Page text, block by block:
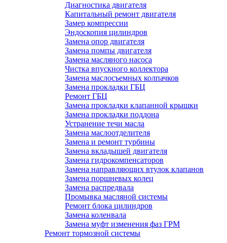
Диагностика двигателя
Капитальный ремонт двигателя
Замер компрессии
Эндоскопия цилиндров
Замена опор двигателя
Замена помпы двигателя
Замена масляного насоса
Чистка впускного коллектора
Замена маслосъемных колпачков
Замена прокладки ГБЦ
Ремонт ГБЦ
Замена прокладки клапанной крышки
Замена прокладки поддона
Устранение течи масла
Замена маслоотделителя
Замена и ремонт турбины
Замена вкладышей двигателя
Замена гидрокомпенсаторов
Замена направляющих втулок клапанов
Замена поршневых колец
Замена распредвала
Промывка масляной системы
Ремонт блока цилиндров
Замена коленвала
Замена муфт изменения фаз ГРМ
Ремонт тормозной системы